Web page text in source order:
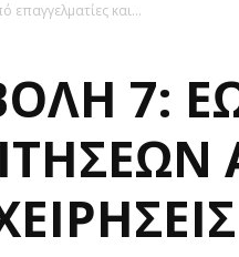
και...
7: